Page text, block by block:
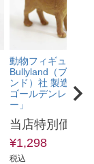
動物フィギュア
Bullyland（ブリー
ンド）社 製造 「犬
ゴールデンレトリ
ー」
当店特別価格
¥1,298
税込